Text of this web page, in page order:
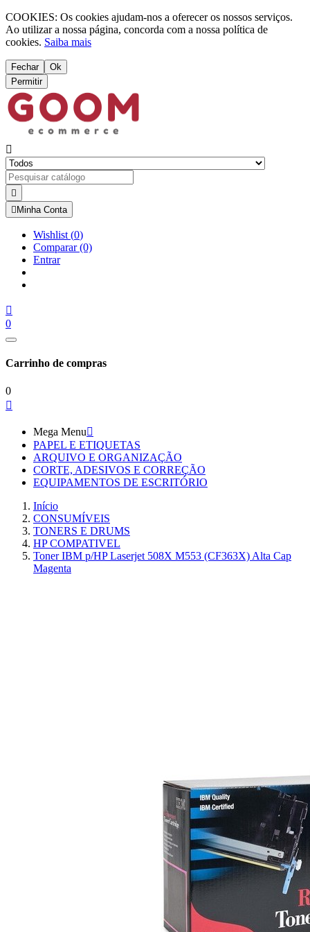
COOKIES: Os cookies ajudam-nos a oferecer os nossos serviços.
Ao utilizar a nossa página, concorda com a nossa política de
cookies. Saiba mais
Fechar
Ok
Permitir


 Minha Conta
Wishlist (0)
Comparar(0)
Entrar

0
Carrinho de compras
0

Mega Menu
PAPEL E ETIQUETAS
ARQUIVO E ORGANIZAÇÃO
CORTE, ADESIVOS E CORREÇÃO
EQUIPAMENTOS DE ESCRITÓRIO
Início
CONSUMÍVEIS
TONERS E DRUMS
HP COMPATIVEL
Toner IBM p/HP Laserjet 508X M553 (CF363X) Alta Cap
Magenta